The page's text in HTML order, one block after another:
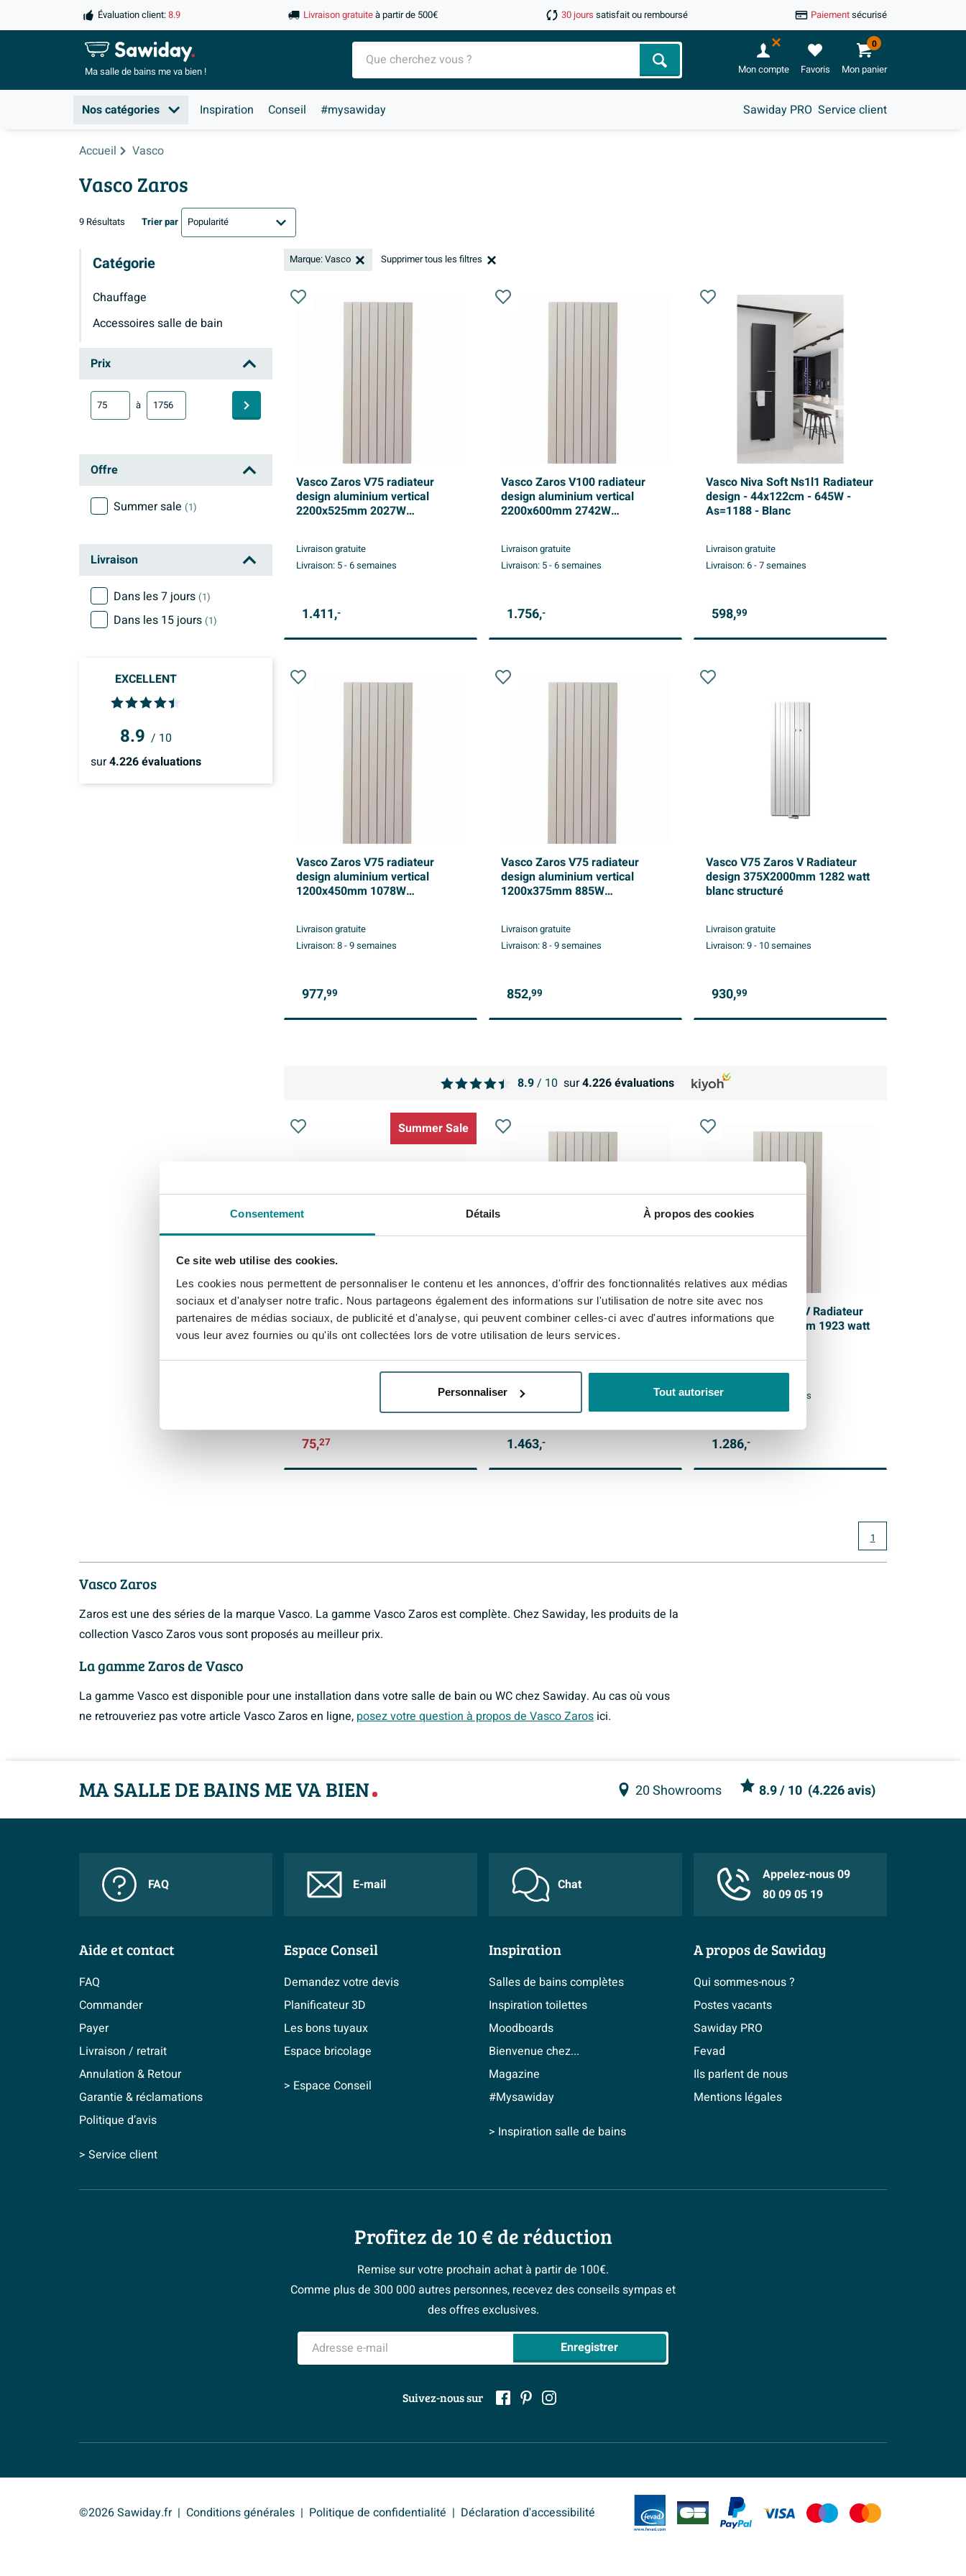
Consentement Détails À propos des cookies
Ce site web utilise des cookies.
Les cookies nous permettent de personnaliser le contenu et les annonces, d'offrir des fonctionnalités relatives aux médias
sociaux et d'analyser notre trafic. Nous partageons également des informations sur l'utilisation de notre site avec nos
partenaires de médias sociaux, de publicité et d'analyse, qui peuvent combiner celles-ci avec d'autres informations que
vous leur avez fournies ou qu'ils ont collectées lors de votre utilisation de leurs services.
Personnaliser Tout autoriser
Évaluation client:8.9 Livraison gratuiteà partir de 500€ 30 jours satisfait ou remboursé Paiementsécurisé
Ma salle debains me va bien ! Chercher Mon compte Favoris Mon panier
0
Nos catégories Inspiration Conseil #mysawiday Sawiday PRO Service client
Accueil Vasco
Vasco Zaros
9 Résultats Trier par
Catégorie
Chauffage
Accessoires salle de bain
Vasco Zaros
Prix
à
Offre
Summer sale (1)
Livraison
Dans les 7 jours (1)
Dans les 15 jours (1)
EXCELLENT
8.9 / 10
sur4.226évaluations
Marque: Vasco Supprimer tous les filtres
Vasco Zaros V75 radiateur
design aluminium vertical
2200x525mm 2027W
Livraison gratuite
Livraison: 5 - 6 semaines
1.411,-
Vasco Zaros V100 radiateur
design aluminium vertical
2200x600mm 2742W
Livraison gratuite
Livraison: 5 - 6 semaines
1.756,-
Vasco Niva Soft Ns1l1 Radiateur
design - 44x122cm - 645W -
As=1188 - Blanc
Livraison gratuite
Livraison:6 - 7 semaines
598,99
Vasco Zaros V75 radiateur
design aluminium vertical
1200x450mm 1078W
Livraison gratuite
Livraison:8 - 9 semaines
977,99
Vasco Zaros V75 radiateur
design aluminium vertical
1200x375mm 885W
Livraison gratuite
Livraison:8 - 9 semaines
852,99
Vasco V75 Zaros V Radiateur
design 375X2000mm 1282 watt
blanc structuré
Livraison gratuite
Livraison:9 - 10 semaines
930,99
Summer Sale
Vasco Barre porte-serviettes
Zaros chrome
75,27
Vasco V100 Zaros V Radiateur
design 525X2000mm 2243 watt
blanc structuré
Livraison:
1.463,-
Vasco V100 Zaros V Radiateur
design 450X2000mm 1923 watt
Livraison:
9 - 10 semaines
1.286,-
8.9/ 10 sur4.226évaluations
1
Vasco Zaros
Zaros est une des séries de la marque Vasco. La gamme Vasco Zaros est complète. Chez Sawiday, les produits de la
collection Vasco Zaros vous sont proposés au meilleur prix.
La gamme Zaros de Vasco
La gamme Vasco est disponible pour une installation dans votre salle de bain ou WC chez Sawiday. Au cas où vous
ne retrouveriez pas votre article Vasco Zaros en ligne, posez votre question à propos de Vasco Zaros ici.
MA SALLE DE BAINS ME VA BIEN 20 Showrooms 8.9/ 10 (4.226 avis)
FAQ E-mail Chat
Appelez-nous 09
80 09 05 19
Aide et contact
FAQ
Commander
Payer
Livraison / retrait
Annulation & Retour
Garantie & réclamations
Politique d’avis
> Service client
Espace Conseil
Demandez votre devis
Planificateur 3D
Les bons tuyaux
Espace bricolage
> Espace Conseil
Inspiration
Salles de bains complètes
Inspiration toilettes
Moodboards
Bienvenue chez...
Magazine
#Mysawiday
> Inspiration salle de bains
A propos de Sawiday
Qui sommes-nous ?
Postes vacants
Sawiday PRO
Fevad
Ils parlent de nous
Mentions légales
Profitez de 10 € de réduction
Remise sur votre prochain achat à partir de 100€.
Comme plus de 300 000 autres personnes, recevez des conseils sympas et
des offres exclusives.
Adresse e-mail
Enregistrer
Suivez-nous sur
©2026 Sawiday.fr Conditions générales Politique de confidentialité Déclaration d'accessibilité